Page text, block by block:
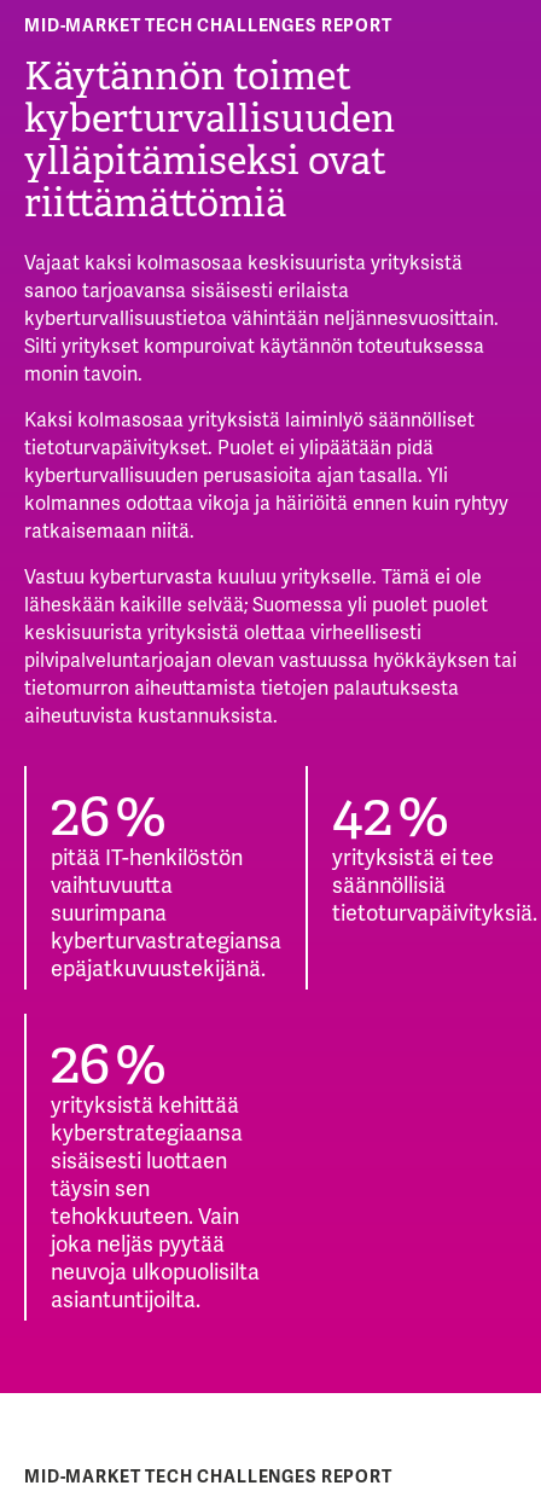
MID-MARKET TECH CHALLENGES REPORT
Käytännön toimet
kyberturvallisuuden
ylläpitämiseksi ovat
riittämättömiä
Vajaat kaksi kolmasosaa keskisuurista yrityksistä
sanoo tarjoavansa sisäisesti erilaista
kyberturvallisuustietoa vähintään neljännesvuosittain.
Silti yritykset kompuroivat käytännön toteutuksessa
monin tavoin.
Kaksi kolmasosaa yrityksistä laiminlyö säännölliset
tietoturvapäivitykset. Puolet ei ylipäätään pidä
kyberturvallisuuden perusasioita ajan tasalla. Yli
kolmannes odottaa vikoja ja häiriöitä ennen kuin ryhtyy
ratkaisemaan niitä.
Vastuu kyberturvasta kuuluu yritykselle. Tämä ei ole
läheskään kaikille selvää; Suomessa yli puolet puolet
keskisuurista yrityksistä ​olettaa virheellisesti
pilvipalveluntarjoajan olevan vastuussa hyökkäyksen tai
tietomurron aiheuttamista tietojen palautuksesta
aiheutuvista kustannuksista.
34%
pitää IT-henkilöstön
vaihtuvuutta
suurimpana
kyberturvastrategiansa
epäjatkuvuustekijänä.
55%
yrityksistä ei tee
säännöllisiä
tietoturvapäivityksiä.
34%
yrityksistä kehittää
kyberstrategiaansa
sisäisesti luottaen
täysin sen
tehokkuuteen. Vain
joka neljäs pyytää
neuvoja ulkopuolisilta
asiantuntijoilta.
MID-MARKET TECH CHALLENGES REPORT